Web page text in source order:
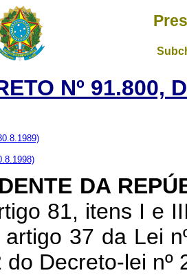
Nº 91.800,
DA
81, itens I e
37 da Lei
do Decreto-lei